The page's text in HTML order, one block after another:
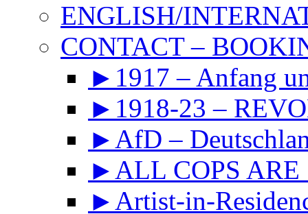
ENGLISH/
CONTACT –
►1917 – Anfang
►1918-23 –
►AfD –
►ALL COPS ARE
►Artist-in-